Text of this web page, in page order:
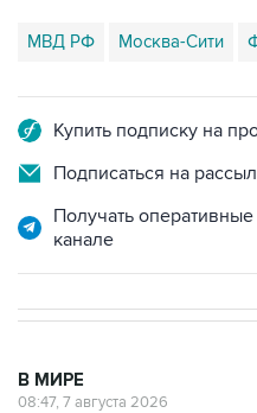
МВД РФ Москва-Сити
Купить подписку на
Подписаться на
Получать
канале
В МИРЕ
08:47, 7 августа 2026